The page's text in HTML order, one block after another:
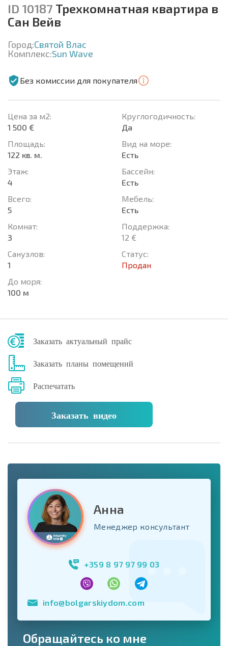
ID 10187 Трехкомнатная квартира в
Сан Вейв
Город:Святой Влас
Комплекс:Sun Wave
Без комиссии для покупателя
Цена за м2:
1 500 €
Площадь:
122 кв. м.
Этаж:
4
Всего:
5
Комнат:
3
Санузлов:
1
До моря:
100 м
Круглогодичность:
Да
Вид на море:
Есть
Басcейн:
Есть
Мебель:
Есть
Поддержка:
12 €
Статус:
Продан
Заказать актуальный прайс
Заказать планы помещений
Распечатать
Заказать видео
Анна
Менеджер консультант
+359 8 97 97 99 03
info@bolgarskiydom.com
Обращайтесь ко мне